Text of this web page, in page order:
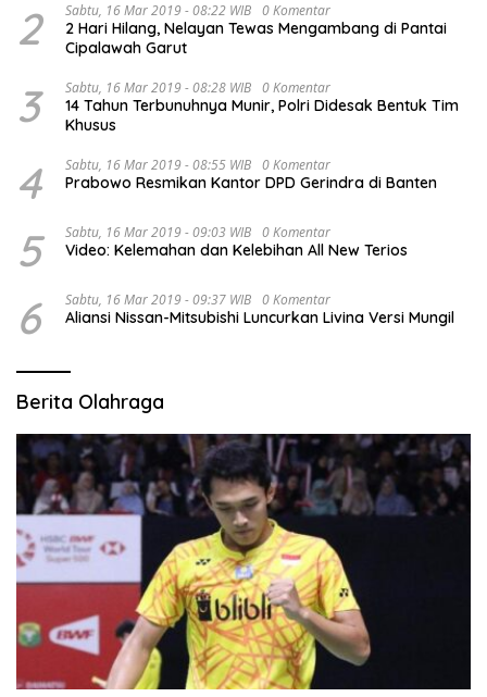
2 Sabtu, 16 Mar 2019 - 08:22 WIB 0 Komentar
2 Hari Hilang, Nelayan Tewas Mengambang di Pantai
Cipalawah Garut
3 Sabtu, 16 Mar 2019 - 08:28 WIB 0 Komentar
14 Tahun Terbunuhnya Munir, Polri Didesak Bentuk Tim
Khusus
4 Sabtu, 16 Mar 2019 - 08:55 WIB 0 Komentar
Prabowo Resmikan Kantor DPD Gerindra di Banten
5 Sabtu, 16 Mar 2019 - 09:03 WIB 0 Komentar
Video: Kelemahan dan Kelebihan All New Terios
6 Sabtu, 16 Mar 2019 - 09:37 WIB 0 Komentar
Aliansi Nissan-Mitsubishi Luncurkan Livina Versi Mungil
Berita Olahraga